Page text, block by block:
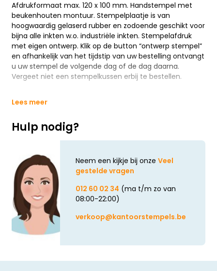
Afdrukformaat max. 120 x 100 mm. Handstempel met
beukenhouten montuur. Stempelplaatje is van
hoogwaardig gelaserd rubber en zodoende geschikt voor
bijna alle inkten w.o. industriële inkten. Stempelafdruk
met eigen ontwerp. Klik op de button “ontwerp stempel”
en afhankelijk van het tijdstip van uw bestelling ontvangt
u uw stempel de volgende dag of de dag daarna.
Vergeet niet een stempelkussen erbij te bestellen.
Lees meer
Hulp nodig?
Neem een kijkje bij onze Veel
gestelde vragen
012 60 02 34 (ma t/m zo van
08:00-22:00)
verkoop@kantoorstempels.be